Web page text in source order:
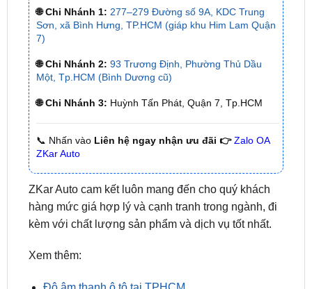
🌐 Chi Nhánh 2: 93 Trương Định, Phường Thủ Dầu
Một, Tp.HCM (Bình Dương cũ)
🌐 Chi Nhánh 3: Huỳnh Tấn Phát, Quận 7, Tp.HCM
📞 Nhấn vàoLiên hệ ngay nhận ưu đãi 👉 Zalo OA
ZKar Auto cam kết luôn mang đến cho quý khách
hàng mức giá hợp lý và cạnh tranh trong ngành, đi
kèm với chất lượng sản phẩm và dịch vụ tốt nhất.
Xem thêm:
Độ âm thanh ô tô tại TPHCM